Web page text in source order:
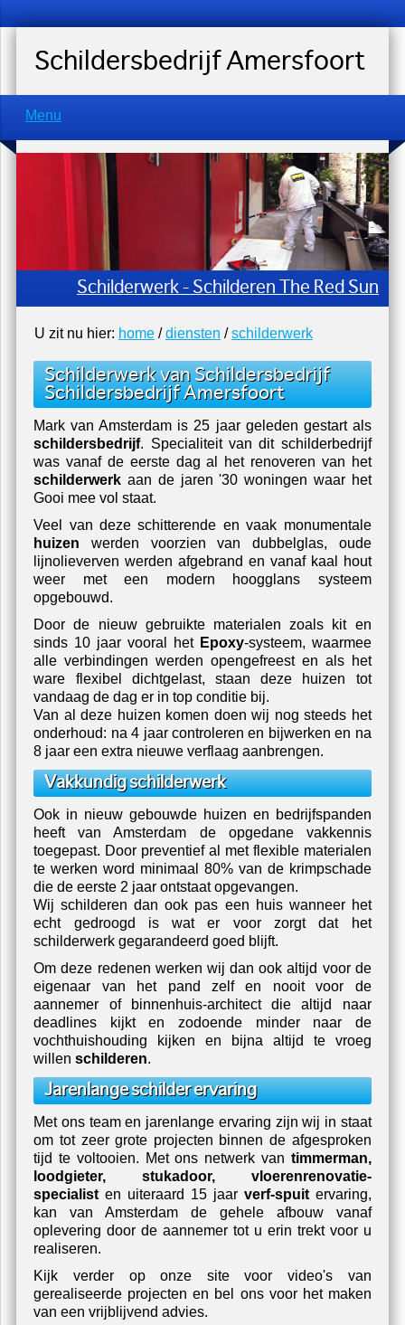
Schildersbedrijf Amersfoort
Menu
Schilderwerk - Schilderen The Red Sun
U zit nu hier: home/diensten /schilderwerk
Schilderwerk van Schildersbedrijf
Schildersbedrijf Amersfoort
Mark van Amsterdam is 25 jaar geleden gestart als
schildersbedrijf. Specialiteit van dit schilderbedrijf
was vanaf de eerste dag al het renoveren van het
schilderwerk aan de jaren '30 woningen waar het
Gooi mee vol staat.
Veel van deze schitterende en vaak monumentale
huizen werden voorzien van dubbelglas, oude
lijnolieverven werden afgebrand en vanaf kaal hout
weer met een modern hoogglans systeem
opgebouwd.
Door de nieuw gebruikte materialen zoals kit en
sinds 10 jaar vooral het Epoxy-systeem, waarmee
alle verbindingen werden opengefreest en als het
ware flexibel dichtgelast, staan deze huizen tot
vandaag de dag er in top conditie bij.
Van al deze huizen komen doen wij nog steeds het
onderhoud: na 4 jaar controleren en bijwerken en na
8 jaar een extra nieuweverflaagaanbrengen.
Vakkundig schilderwerk
Ook in nieuw gebouwde huizen en bedrijfspanden
heeft van Amsterdam de opgedane vakkennis
toegepast. Door preventief al met flexible materialen
te werken word minimaal 80% van de krimpschade
die de eerste 2 jaar ontstaat opgevangen.
Wij schilderen dan ook pas een huis wanneer het
echt gedroogd is wat er voor zorgt dat het
schilderwerk gegarandeerd goed blijft.
Om deze redenen werken wij dan ook altijd voor de
eigenaar van het pand zelf en nooit voor de
aannemer of binnenhuis-architect die altijd naar
deadlines kijkt en zodoende minder naar de
vochthuishouding kijken en bijna altijd te vroeg
willenschilderen.
Jarenlange schilder ervaring
Met ons team en jarenlange ervaring zijn wij in staat
om tot zeer grote projecten binnen de afgesproken
tijd te voltooien. Met ons netwerk van timmerman,
loodgieter, stukadoor, vloerenrenovatie-
specialist en uiteraard 15 jaar verf-spuitervaring,
kan van Amsterdam de gehele afbouw vanaf
oplevering door de aannemer tot u erin trekt voor u
realiseren.
Kijk verder op onze site voor video's van
gerealiseerde projecten en bel ons voor het maken
van een vrijblijvend advies.